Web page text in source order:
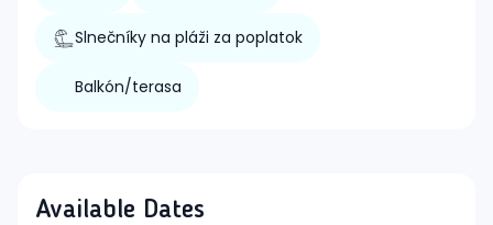
Slnečníky na pláži za poplatok
Balkón/terasa
Available Dates